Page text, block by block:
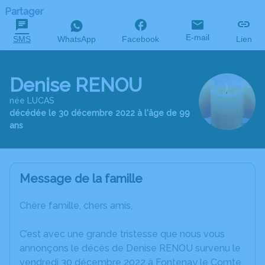
Partager
SMS WhatsApp Facebook E-mail Lien
Denise RENOU
née LUCAS
décédée le 30 décembre 2022 à l'âge de 99
ans
Message de la famille
Chère famille, chers amis,
C’est avec une grande tristesse que nous vous
annonçons le décès de Denise RENOU survenu le
vendredi 30 décembre 2022 à Fontenay le Comte.